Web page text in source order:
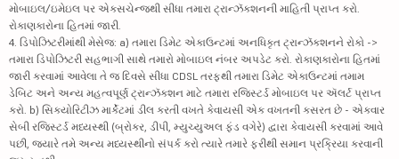
મોબાઇલ/ઇમેઇલ પર એક્સચેન્જથી સીધા તમારા ટ્રાન્ઝૅક્શનની માહિતી પ્રાપ્ત કરો.
રોકાણકારોના હિતમાં જારી.
4. ડિપોઝિટરીમાંથી મેસેજ: a) તમારા ડિમેટ એકાઉન્ટમાં અનધિકૃત ટ્રાન્ઝૅક્શનને રોકો ->
તમારા ડિપોઝિટરી સહભાગી સાથે તમારો મોબાઇલ નંબર અપડેટ કરો. રોકાણકારોના હિતમાં
જારી કરવામાં આવેલા તે જ દિવસે સીધા CDSL તરફથી તમારા ડિમેટ એકાઉન્ટમાં તમામ
ડેબિટ અને અન્ય મહત્વપૂર્ણ ટ્રાન્ઝૅક્શન માટે તમારા રજિસ્ટર્ડ મોબાઇલ પર ઍલર્ટ પ્રાપ્ત
કરો. b) સિક્યોરિટીઝ માર્કેટમાં ડીલ કરતી વખતે કેવાયસી એક વખતની કસરત છે - એકવાર
સેબી રજિસ્ટર્ડ મધ્યસ્થી (બ્રોકર, ડીપી, મ્યુચ્યુઅલ ફંડ વગેરે) દ્વારા કેવાયસી કરવામાં આવે
પછી, જ્યારે તમે અન્ય મધ્યસ્થીનો સંપર્ક કરો ત્યારે તમારે ફરીથી સમાન પ્રક્રિયા કરવાની